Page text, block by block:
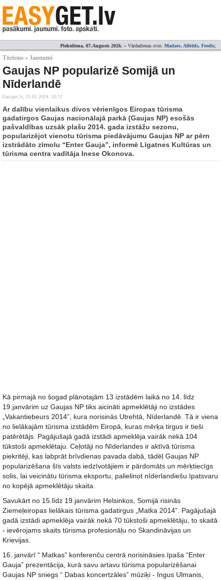
Piektdiena, 07.Augusts 2026. » Vārdadienas svin: Madars, Alfrēds, Fredis;
Tūrisms » Jaunumi
Gaujas NP popularizē Somijā un
Nīderlandē
Easyget.lv, 15.01.2014. 10:11
Ar dalību vienlaikus divos vērienīgos Eiropas tūrisma
gadatirgos Gaujas nacionālajā parkā (Gaujas NP) esošās
pašvaldības uzsāk plašu 2014. gada izstāžu sezonu,
popularizējot vienotu tūrisma piedāvājumu Gaujas NP ar pērn
izstrādāto zīmolu “Enter Gauja”, informē Līgatnes Kultūras un
tūrisma centra vadītāja Inese Okonova.
Kā pirmajā no šogad plānotajām 13 izstādēm laikā no 14. līdz
19.janvārim uz Gaujas NP tiks aicināti apmeklētāji no izstādes
„Vakantiebeurs 2014”, kura norisinās Utrehtā, Nīderlandē. Tā ir viena
no lielākajām tūrisma izstādēm Eiropā, kuras mērķa tirgus ir tieši
patērētājs. Pagājušajā gadā izstādi apmeklēja vairāk nekā 104
tūkstoši apmeklētaju. Ceļotāji no Nīderlandes ir aktīvā tūrisma
piekritēji, kas labprāt brīvdienas pavada dabā, tādēļ Gaujas NP
popularizēšana šīs valsts iedzīvotājiem ir pārdomāts un mērķtiecīgs
solis, lai veicinātu tūrisma eksportu, palielinot nīderlandiešu īpatsvaru
no kopējā apmeklētāju skaita.
Savukārt no 15.līdz 19.janvārim Helsinkos, Somijā risinās
Ziemeļeiropas lielākais tūrisma gadatirgus „Matka 2014”. Pagājušajā
gadā izstādi apmeklēja vairāk nekā 70 tūkstoši apmeklētāju, to skaitā
- ievērojams skaits tūrisma profesionāļu no Skandināvijas un
Krievijas.
16. janvārī “ Matkas” konferenču centrā norisināsies īpaša “Enter
Gauja” prezentācija, kurā savu artavu tūrisma popularizēšanai
Gaujas NP sniegs “ Dabas koncertzāles” mūziķi - Ingus Ulmanis,